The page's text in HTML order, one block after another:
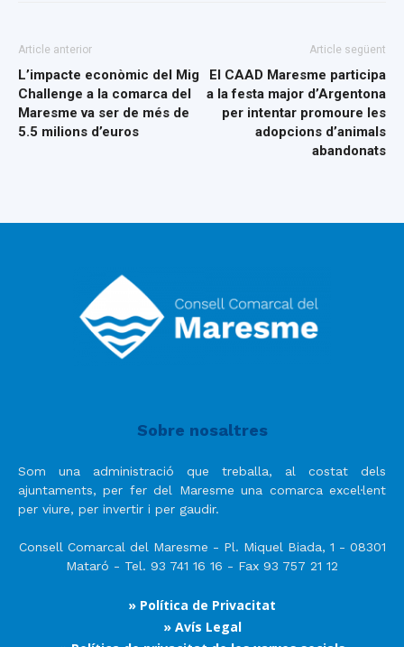
Article anterior
L’impacte econòmic del Mig
Challenge a la comarca del
Maresme va ser de més de
5.5 milions d’euros
Article següent
El CAAD Maresme participa
a la festa major d’Argentona
per intentar promoure les
adopcions d’animals
abandonats
Sobre nosaltres
Som una administració que treballa, al costat dels
ajuntaments, per fer del Maresme una comarca excel·lent
per viure, per invertir i per gaudir.
Consell Comarcal del Maresme - Pl. Miquel Biada, 1 - 08301
Mataró - Tel. 93 741 16 16 - Fax 93 757 21 12
» Política de Privacitat
» Avís Legal